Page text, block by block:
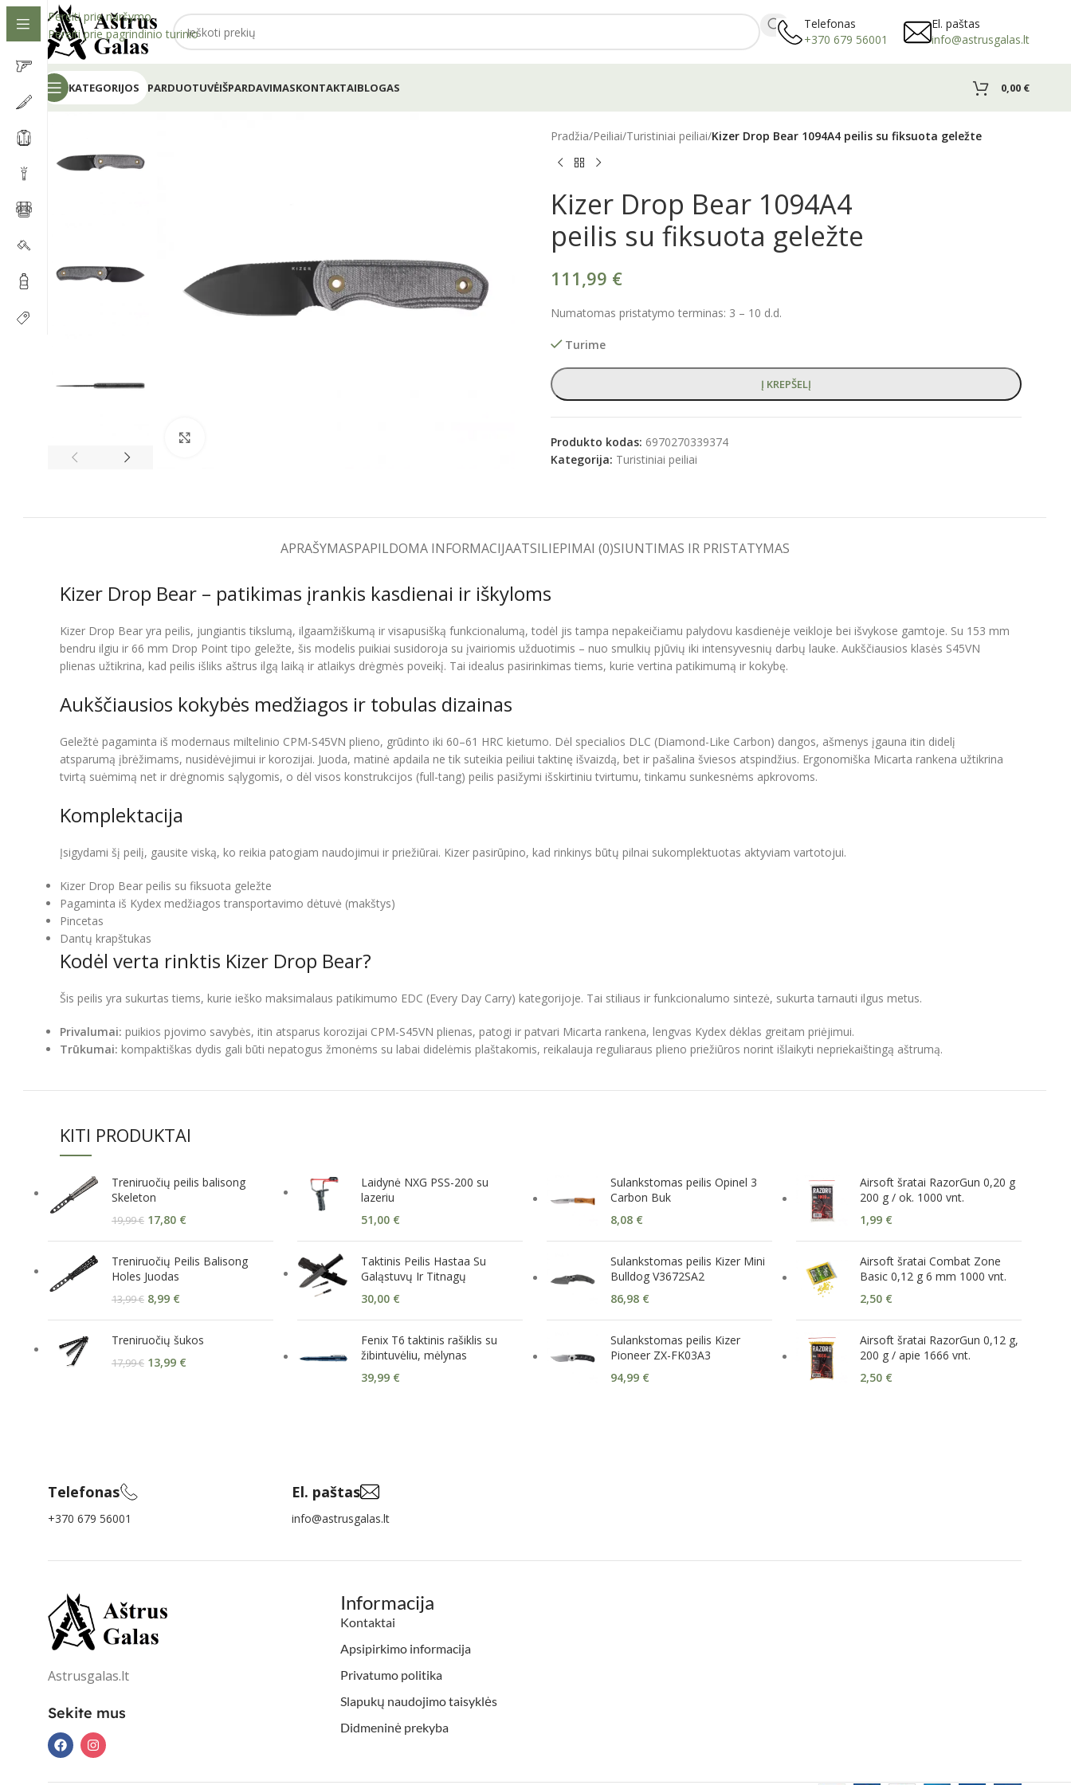
Pereiti prie naršymo
Pereiti prie pagrindinio turinio
Telefonas
+370 679 56001
El. paštas
info@astrusgalas.lt
KATEGORIJOS PARDUOTUVĖIŠPARDAVIMASKONTAKTAIBLOGAS 0,00 €
Pradžia/Peiliai/Turistiniai peiliai/Kizer Drop Bear 1094A4 peilis su fiksuota geležte
Kizer Drop Bear 1094A4
peilis su fiksuota geležte
111,99 €
Numatomas pristatymo terminas: 3 – 10 d.d.
Turime
Į KREPŠELĮ
Produkto kodas: 6970270339374
Kategorija: Turistiniai peiliai
APRAŠYMASPAPILDOMA INFORMACIJAATSILIEPIMAI (0)SIUNTIMAS IR PRISTATYMAS
Kizer Drop Bear – patikimas įrankis kasdienai ir iškyloms
Kizer Drop Bear yra peilis, jungiantis tikslumą, ilgaamžiškumą ir visapusišką funkcionalumą, todėl jis tampa nepakeičiamu palydovu kasdienėje veikloje bei išvykose gamtoje. Su 153 mm
bendru ilgiu ir 66 mm Drop Point tipo geležte, šis modelis puikiai susidoroja su įvairiomis užduotimis – nuo smulkių pjūvių iki intensyvesnių darbų lauke. Aukščiausios klasės S45VN
plienas užtikrina, kad peilis išliks aštrus ilgą laiką ir atlaikys drėgmės poveikį. Tai idealus pasirinkimas tiems, kurie vertina patikimumą ir kokybę.
Aukščiausios kokybės medžiagos ir tobulas dizainas
Geležtė pagaminta iš modernaus miltelinio CPM-S45VN plieno, grūdinto iki 60–61 HRC kietumo. Dėl specialios DLC (Diamond-Like Carbon) dangos, ašmenys įgauna itin didelį
atsparumą įbrėžimams, nusidėvėjimui ir korozijai. Juoda, matinė apdaila ne tik suteikia peiliui taktinę išvaizdą, bet ir pašalina šviesos atspindžius. Ergonomiška Micarta rankena užtikrina
tvirtą suėmimą net ir drėgnomis sąlygomis, o dėl visos konstrukcijos (full-tang) peilis pasižymi išskirtiniu tvirtumu, tinkamu sunkesnėms apkrovoms.
Komplektacija
Įsigydami šį peilį, gausite viską, ko reikia patogiam naudojimui ir priežiūrai. Kizer pasirūpino, kad rinkinys būtų pilnai sukomplektuotas aktyviam vartotojui.
Kizer Drop Bear peilis su fiksuota geležte
Pagaminta iš Kydex medžiagos transportavimo dėtuvė (makštys)
Pincetas
Dantų krapštukas
Kodėl verta rinktis Kizer Drop Bear?
Šis peilis yra sukurtas tiems, kurie ieško maksimalaus patikimumo EDC (Every Day Carry) kategorijoje. Tai stiliaus ir funkcionalumo sintezė, sukurta tarnauti ilgus metus.
Privalumai: puikios pjovimo savybės, itin atsparus korozijai CPM-S45VN plienas, patogi ir patvari Micarta rankena, lengvas Kydex dėklas greitam priėjimui.
Trūkumai: kompaktiškas dydis gali būti nepatogus žmonėms su labai didelėmis plaštakomis, reikalauja reguliaraus plieno priežiūros norint išlaikyti nepriekaištingą aštrumą.
KITI PRODUKTAI
Treniruočių peilis balisong
Skeleton
19,99€ 17,80 €
Treniruočių Peilis Balisong
Holes Juodas
13,99€ 8,99 €
Treniruočių šukos
17,99€ 13,99 €
Laidynė NXG PSS-200 su
lazeriu
51,00 €
Taktinis Peilis Hastaa Su
Galąstuvų Ir Titnagų
30,00 €
Fenix T6 taktinis rašiklis su
žibintuvėliu, mėlynas
39,99 €
Sulankstomas peilis Opinel 3
Carbon Buk
8,08 €
Sulankstomas peilis Kizer Mini
Bulldog V3672SA2
86,98 €
Sulankstomas peilis Kizer
Pioneer ZX-FK03A3
94,99 €
Airsoft šratai RazorGun 0,20 g
200 g / ok. 1000 vnt.
1,99 €
Airsoft šratai Combat Zone
Basic 0,12 g 6 mm 1000 vnt.
2,50 €
Airsoft šratai RazorGun 0,12 g,
200 g / apie 1666 vnt.
2,50 €
Telefonas
+370 679 56001
El. paštas
info@astrusgalas.lt
Astrusgalas.lt
Sekite mus
Informacija
Kontaktai
Apsipirkimo informacija
Privatumo politika
Slapukų naudojimo taisyklės
Didmeninė prekyba